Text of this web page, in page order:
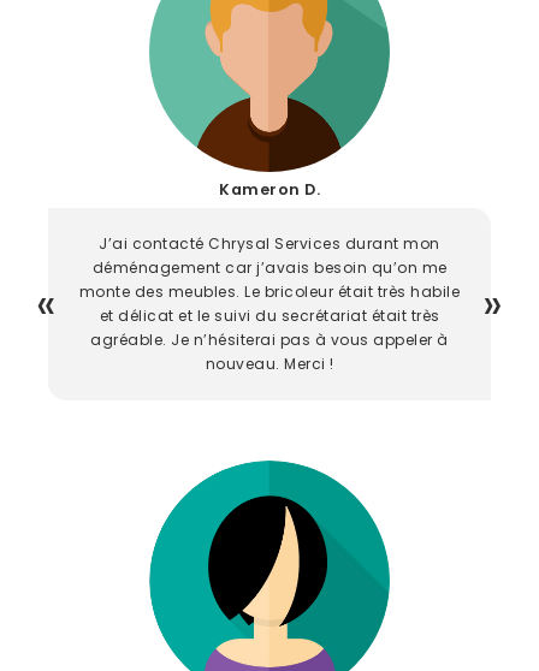
Kameron D.
J’ai contacté Chrysal Services durant mon
déménagement car j’avais besoin qu’on me
monte des meubles. Le bricoleur était très habile
et délicat et le suivi du secrétariat était très
agréable. Je n’hésiterai pas à vous appeler à
nouveau. Merci !